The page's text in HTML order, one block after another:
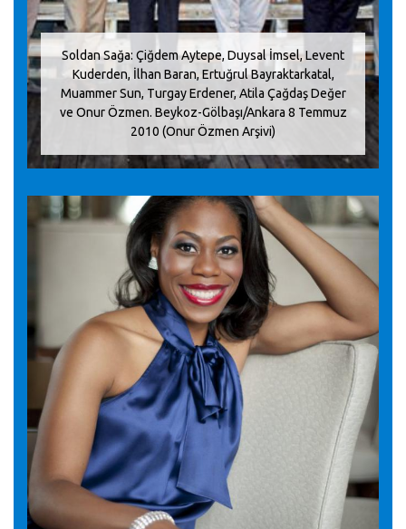
Soldan Sağa: Çiğdem Aytepe, Duysal İmsel, Levent
Kuderden, İlhan Baran, Ertuğrul Bayraktarkatal,
Muammer Sun, Turgay Erdener, Atila Çağdaş Değer
ve Onur Özmen. Beykoz-Gölbaşı/Ankara 8 Temmuz
2010 (Onur Özmen Arşivi)